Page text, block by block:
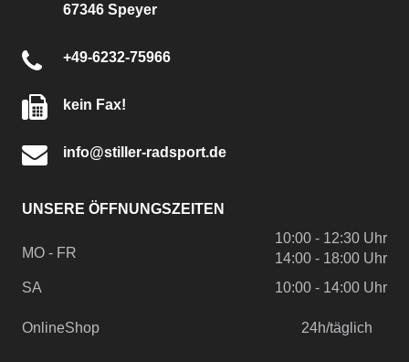
67346 Speyer
+49-6232-75966
kein Fax!
info@stiller-radsport.de
UNSERE ÖFFNUNGSZEITEN
MO - FR
10:00 - 12:30 Uhr
14:00 - 18:00 Uhr
SA
10:00 - 14:00 Uhr
OnlineShop 24h/täglich